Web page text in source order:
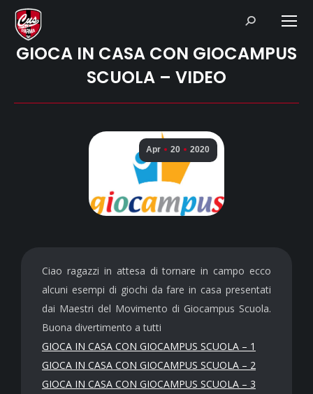
Search:
GIOCA IN CASA CON GIOCAMPUS
SCUOLA – VIDEO
Apr 20 2020
Ciao ragazzi in attesa di tornare in campo ecco
alcuni esempi di giochi da fare in casa presentati
dai Maestri del Movimento di Giocampus Scuola.
Buona divertimento a tutti
GIOCA IN CASA CON GIOCAMPUS SCUOLA – 1
GIOCA IN CASA CON GIOCAMPUS SCUOLA – 2
GIOCA IN CASA CON GIOCAMPUS SCUOLA – 3